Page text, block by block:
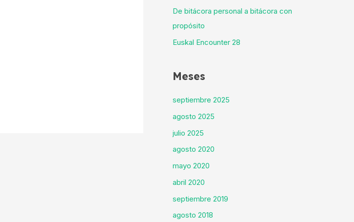
De bitácora personal a bitácora con
propósito
Euskal Encounter 28
Meses
septiembre 2025
agosto 2025
julio 2025
agosto 2020
mayo 2020
abril 2020
septiembre 2019
agosto 2018